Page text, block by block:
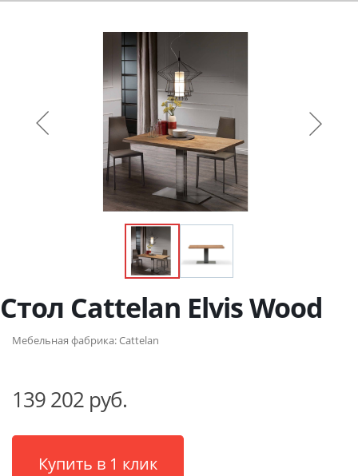
Стол Cattelan Elvis Wood
Мебельная фабрика:Cattelan
139 202 руб.
Купить в 1 клик